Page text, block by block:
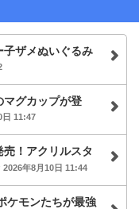
子ザメぬいぐるみ
マグカップが登
日 11:47
売！アクリルスタ
2026年8月10日 11:44
ケモンたちが最強